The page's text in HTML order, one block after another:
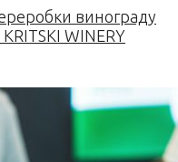
винограду
WINERY